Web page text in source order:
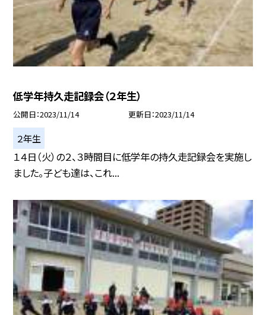
低学年持久走記録会（２年生）
公開日 2023/11/14 更新日 2023/11/14
２年生
１４日（火）の２、３時間目に低学年の持久走記録会を実施し
ました。子ども達は、これ...